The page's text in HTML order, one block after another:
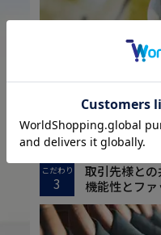
お客様に安心してお買い物して
ています。
こだわり
3
取引先様との
機能性とフ